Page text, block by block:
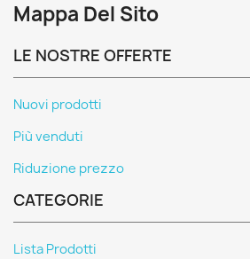
Mappa Del Sito
LE NOSTRE OFFERTE
Nuovi prodotti
Più venduti
Riduzione prezzo
CATEGORIE
Lista Prodotti